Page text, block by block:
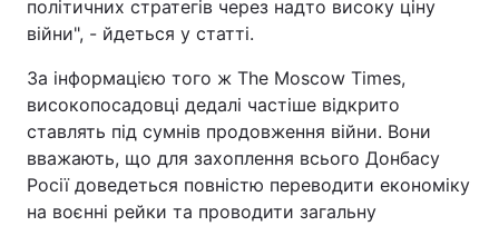
політичних стратегів через надто високу ціну
війни", - йдеться у статті.
За інформацією того ж The Moscow Times,
високопосадовці дедалі частіше відкрито
ставлять під сумнів продовження війни. Вони
вважають, що для захоплення всього Донбасу
Росії доведеться повністю переводити економіку
на воєнні рейки та проводити загальну